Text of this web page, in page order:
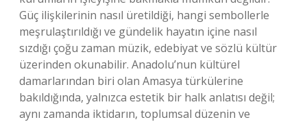
Güç ilişkilerinin nasıl üretildiği, hangi sembollerle
meşrulaştırıldığı ve gündelik hayatın içine nasıl
sızdığı çoğu zaman müzik, edebiyat ve sözlü kültür
üzerinden okunabilir. Anadolu’nun kültürel
damarlarından biri olan Amasya türkülerine
bakıldığında, yalnızca estetik bir halk anlatısı değil;
aynı zamanda iktidarın, toplumsal düzenin ve